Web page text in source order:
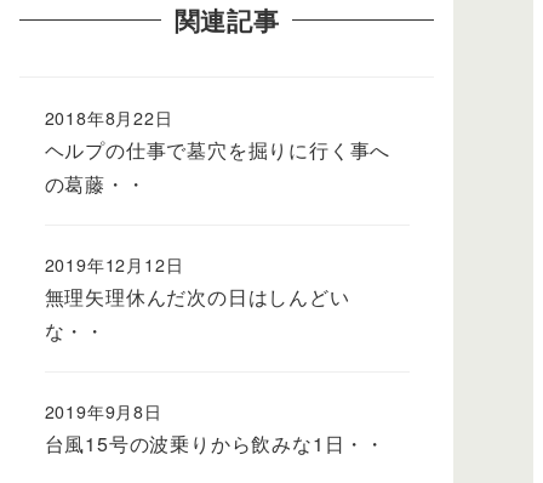
関連記事
ヘルプの仕事で墓穴を掘りに行く事へ
の葛藤・・
2018年8月22日
無理矢理休んだ次の日はしんどい
な・・
2019年12月12日
台風15号の波乗りから飲みな1日・・
2019年9月8日